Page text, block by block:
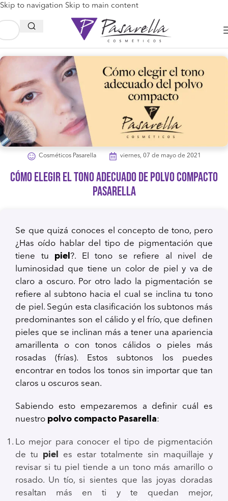
Skip to navigation Skip to main content
Cosméticos Pasarella viernes, 07 de mayo de 2021
CÓMO ELEGIR EL TONO ADECUADO DE POLVO COMPACTO
PASARELLA
Se que quizá conoces el concepto de tono, pero
¿Has oído hablar del tipo de pigmentación que
tiene tu piel?. El tono se refiere al nivel de
luminosidad que tiene un color de piel y va de
claro a oscuro. Por otro lado la pigmentación se
refiere al subtono hacia el cual se inclina tu tono
de piel. Según esta clasificación los subtonos más
predominantes son el cálido y el frío, que definen
pieles que se inclinan más a tener una apariencia
amarillenta o con tonos cálidos o pieles más
rosadas (frías). Estos subtonos los puedes
encontrar en todos los tonos sin importar que tan
claros u oscuros sean.
Sabiendo esto empezaremos a definir cuál es
nuestro polvo compacto Pasarella:
Lo mejor para conocer el tipo de pigmentación
de tu piel es estar totalmente sin maquillaje y
revisar si tu piel tiende a un tono más amarillo o
rosado. Un tío, si sientes que las joyas doradas
resaltan más en ti y te quedan mejor,